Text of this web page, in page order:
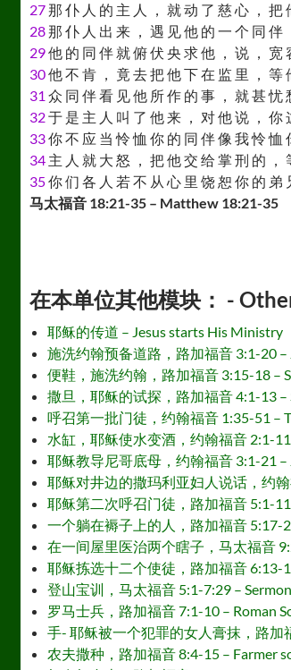
27那 仆 人 的 主 人 ， 就 动 了 慈 心 ， 把
28那 仆 人 出 来 ， 遇 见 他 的 一 个 同 伴
29他 的 同 伴 就 俯 伏 央 求 他 ， 说 ， 宽
30他 不 肯 ， 竟 去 把 他 下 在 监 里 ， 等
31 众 同 伴 看 见 他 所 作 的 事 ， 就 甚 忧
32于 是 主 人 叫 了 他 来 ， 对 他 说 ， 你
33你 不 应 当 怜 恤 你 的 同 伴 像 我 怜 恤
34 主 人 就 大 怒 ， 把 他 交 给 掌 刑 的 ，
35你 们 各 人 若 不 从 心 里 饶 恕 你 的 弟
马太福音 18:21-35 – Matthew 18:21-35
在本单位其他模块： -
耶稣的传道 – Jesus starts His Ministry
施洗约翰预备道路，路加福音 3:1-20 –
便鞋，施洗约翰，路加福音 3:15-18 –
撒旦，耶稣的试探，路加福音 4:1-13 –
呼召第一批门徒，约翰福音 1:35-51 –
水缸，耶稣使水变酒，约翰福音 2:1-
耶稣教导尼哥底母，约翰福音 3:1-21 –
耶稣对井边的撒玛利亚妇人说话，约翰
耶稣第二次呼召门徒，路加福音 5:1-11
一个躺在褥子上的人，路加福音 5:17-
在一间屋里医治两个瞎子，马太福音
耶稣拣选十二个使徒，路加福音 6:13-
登山宝训，马太福音 5:1-7:29 –
罗马士兵，路加福音 7:1-10 – Roman
手- 耶稣被一个犯罪的女人膏抹，路加
农夫撒种，路加福音 8:4-15 – Farmer